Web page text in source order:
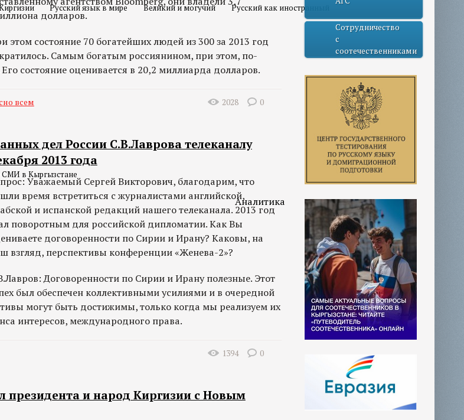
Русский язык в мире Великий и могучий Русский как иностранный
СМИ в Кыргызстане
Аналитика
долларов.
этом состояние 70 богатейших людей из 300 за 2013 год
Самым богатым россиянином, при этом, по-
состояние оценивается в 20,2 миллиарда долларов.
всем 2028 0
дел России С.В.Лаврова телеканалу
2013 года
Уважаемый Сергей Викторович, благодарим, что
время встретиться с журналистами английской,
и испанской редакций нашего телеканала. 2013 год
поворотным для российской дипломатии. Как Вы
договоренности по Сирии и Ирану? Каковы, на
взгляд, перспективы конференции «Женева-2»?
Договоренности по Сирии и Ирану полезные. Этот
был обеспечен коллективными усилиями и в очередной
могут быть достижимы, только когда мы реализуем их
интересов, международного права.
1394 0
президента и народ Киргизии с Новым
Сотрудничество
с
соотечественниками